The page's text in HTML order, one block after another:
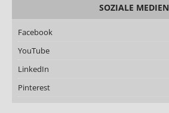
SOZIALE MEDIEN
Facebook
YouTube
LinkedIn
Pinterest